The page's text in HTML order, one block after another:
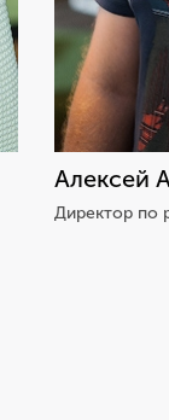
Алексей
Директор по